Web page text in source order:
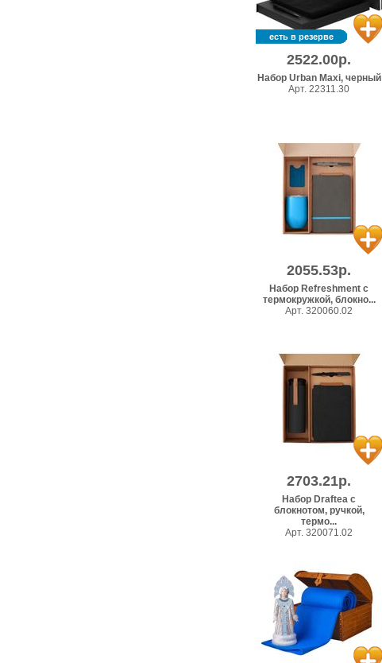
есть в резерве
2522.00р.
Набор Urban Maxi, черный
Арт. 22311.30
2055.53р.
Набор Refreshment с
термокружкой, блокно...
Арт. 320060.02
2703.21р.
Набор Draftea с
блокнотом, ручкой,
термо...
Арт. 320071.02